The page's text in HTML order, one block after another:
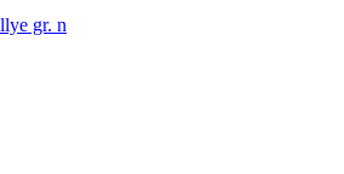
gr. n